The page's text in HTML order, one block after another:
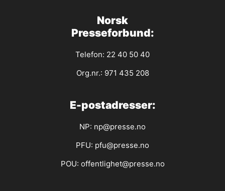
Norsk
Presseforbund:
Telefon: 22 40 50 40
Org.nr.: 971 435 208
E-postadresser:
NP: np@presse.no
PFU: pfu@presse.no
POU: offentlighet@presse.no